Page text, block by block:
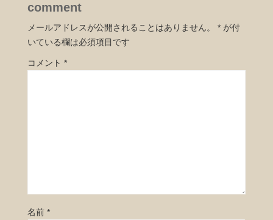
comment
メールアドレスが公開されることはありません。 * が付
いている欄は必須項目です
コメント *
名前 *